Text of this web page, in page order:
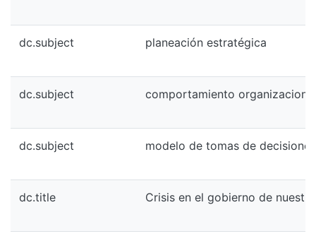
dc.subject planeación estratégica
dc.subject comportamiento organizacional
dc.subject modelo de tomas de
dc.title Crisis en el gobierno de